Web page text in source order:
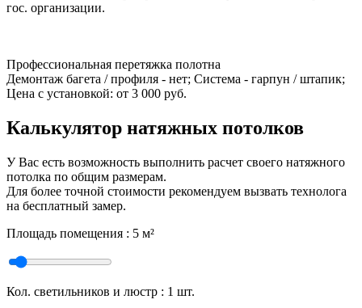
гос. организации.
Профессиональная перетяжка полотна
Демонтаж багета / профиля - нет; Система - гарпун / штапик;
Цена с установкой: от 3 000 руб.
Калькулятор натяжных потолков
У Вас есть возможность выполнить расчет своего натяжного
потолка по общим размерам.
Для более точной стоимости рекомендуем вызвать технолога
на бесплатный замер.
Площадь помещения : 5 м²
Кол. светильников и люстр : 1 шт.